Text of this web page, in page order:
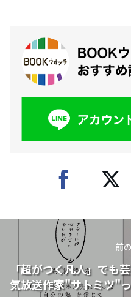
前
「超がつく凡人」でも
気放送作家"サトミツ"